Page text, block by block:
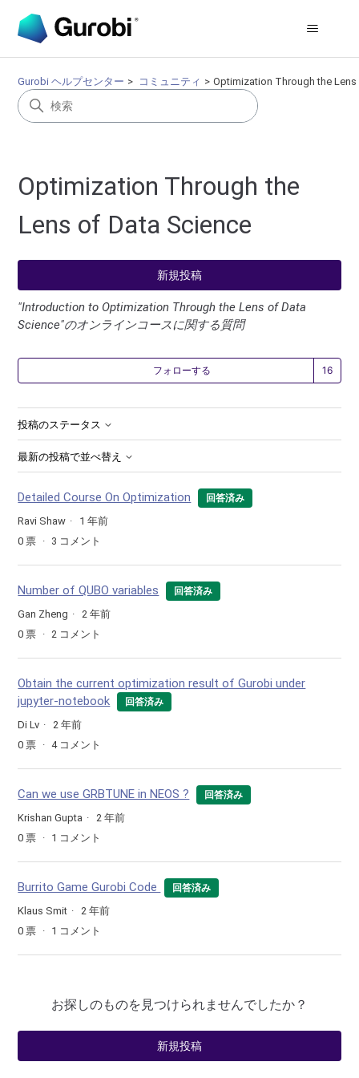
Gurobi ヘルプセンター コミュニティ Optimization Through the
Optimization Through the
Lens of Data Science
新規投稿
"Introduction to Optimization Through the Lens of Data
Science"のオンラインコースに関する質問
フォローする
投稿のステータス
最新の投稿で並べ替え
Detailed Course On Optimization 回答済み
Ravi Shaw
1 年前
0 票 3 コメント
Number of QUBO variables 回答済み
Gan Zheng
2 年前
0 票 2 コメント
Obtain the current optimization result of Gurobi under
jupyter-notebook
回答済み
Di Lv
2 年前
0 票 4コメント
Can we use GRBTUNE in NEOS ? 回答済み
Krishan Gupta
2 年前
0 票 1 コメント
Burrito Game Gurobi Code 回答済み
Klaus Smit
2 年前
0 票 1 コメント
お探しのものを見つけられませんでしたか？
新規投稿